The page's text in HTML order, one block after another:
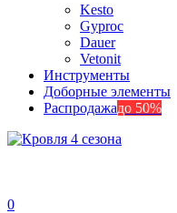
Kesto
Gyproc
Dauer
Vetonit
Инструменты
Доборные элементы
Распродажадо 50%
0